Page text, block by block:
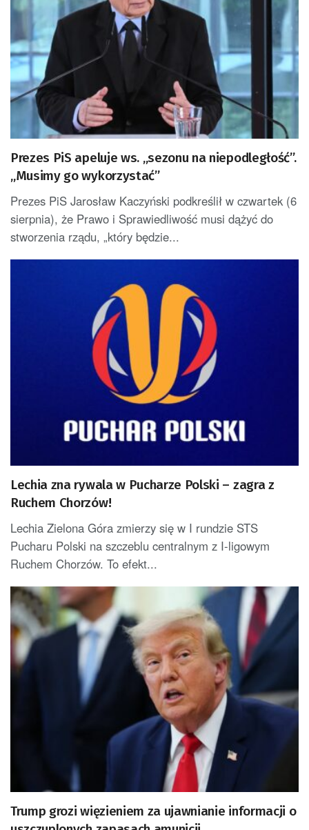
Prezes PiS apeluje ws. „sezonu na niepodległość”.
„Musimy go wykorzystać”
Prezes PiS Jarosław Kaczyński podkreślił w czwartek (6
sierpnia), że Prawo i Sprawiedliwość musi dążyć do
stworzenia rządu, „który będzie...
Lechia zna rywala w Pucharze Polski – zagra z
Ruchem Chorzów!
Lechia Zielona Góra zmierzy się w I rundzie STS
Pucharu Polski na szczeblu centralnym z I-ligowym
Ruchem Chorzów. To efekt...
Trump grozi więzieniem za ujawnianie informacji o